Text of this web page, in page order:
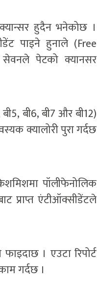
हुदैन भनेकोछ ।
पाइने हुनाले (Free
पेटको क्यानसर
बी6, बी7 और बी12)
क्यालोरी पुरा गर्दछ
पॉलीफेनोलिक
प्राप्त एंटीऑक्सीडेंटले
। एउटा रिपोर्ट
गर्दछ ।